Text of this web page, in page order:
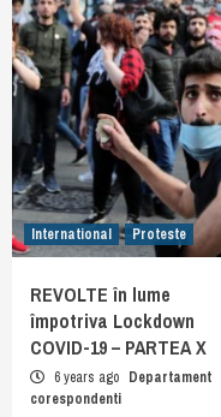
International Proteste
REVOLTE în lume
împotriva Lockdown
COVID-19 – PARTEA X
6 years ago Departament
corespondenti